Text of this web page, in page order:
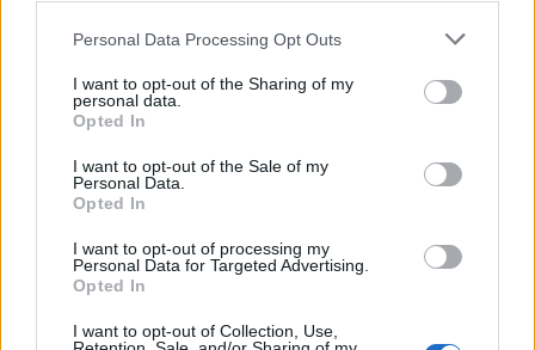
Please note that this website/app uses one or more Google
not limited to your visit or usage behaviour. You may click to
grant or deny consent to Google and its third-party tags to
use your data for below specified purposes in below Google
consent section.
Personal Data Processing Opt Outs
I want to opt-out of the Sharing of my
personal data.
Opted In
I want to opt-out of the Sale of my
Personal Data.
Opted In
I want to opt-out of processing my
Personal Data for Targeted Advertising.
Opted In
I want to opt-out of Collection, Use,
NECROLOGIE
Paolo Pinna